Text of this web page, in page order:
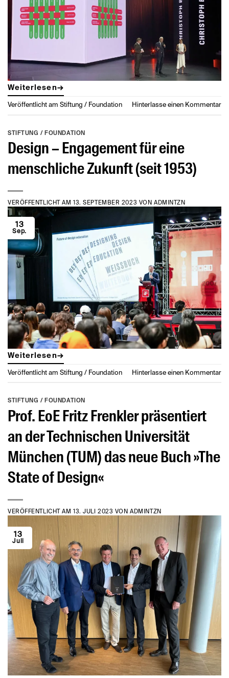
Weiterlesen→
Veröffentlicht am Stiftung / Foundation Hinterlasse einen Kommentar
STIFTUNG / FOUNDATION
Design – Engagement für eine
menschliche Zukunft (seit 1953)
VERÖFFENTLICHT AM13. SEPTEMBER 2023 VON ADMINTZN
13
Sep.
Weiterlesen→
Veröffentlicht am Stiftung / Foundation Hinterlasse einen Kommentar
STIFTUNG / FOUNDATION
Prof. EoE Fritz Frenkler präsentiert
an der Technischen Universität
München (TUM) das neue Buch »The
State of Design«
VERÖFFENTLICHT AM13. JULI 2023 VONADMINTZN
13
Juli